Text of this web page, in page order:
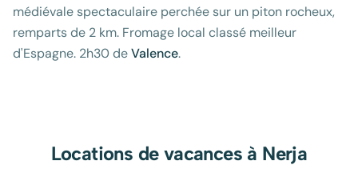
médiévale spectaculaire perchée sur un piton rocheux,
remparts de 2 km. Fromage local classé meilleur
d'Espagne. 2h30 deValence.
Locations de vacances à Nerja